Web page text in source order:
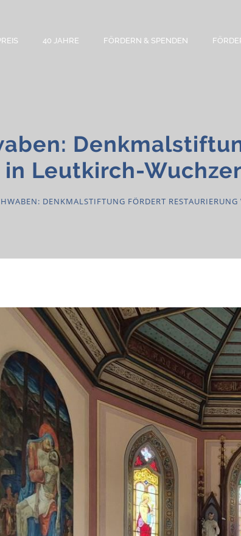
40 JAHRE FÖRDERN & SPENDEN
Leutkirch-
DENKMALSTIFTUNG FÖRDERT